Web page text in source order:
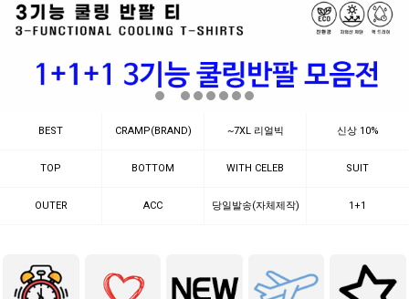
BEST CRAMP(BRAND) ~7XL 리얼빅 신상 10%
TOP BOTTOM WITH CELEB SUIT
OUTER ACC 당일발송(자체제작) 1+1